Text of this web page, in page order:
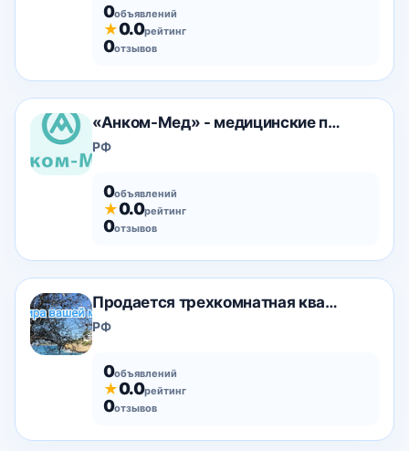
0объявлений
★0.0рейтинг
0отзывов
«Анком-Мед» - медицинские перчатки
РФ
0объявлений
★0.0рейтинг
0отзывов
Продается трехкомнатная квартира. Spain
РФ
0объявлений
★0.0рейтинг
0отзывов